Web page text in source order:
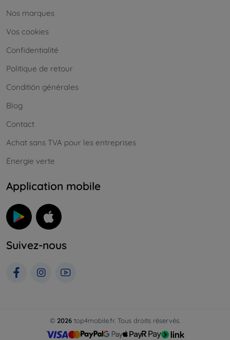
Nos marques
Vos cookies
Confidentialité
Politique de retour
Conditión générales
Blog
Contact
Achat sans TVA pour les entreprises
Énergie verte
Application mobile
Suivez-nous
© 2026 top4mobile.fr. Tous droits réservés.